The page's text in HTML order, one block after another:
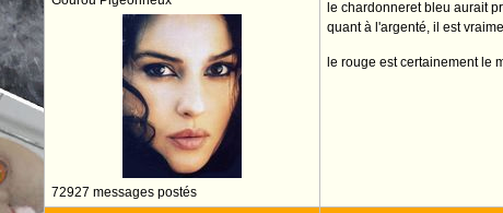
72927 messages postés
le chardonneret bleu aurait
quant à l'argenté, il est
le rouge est certainement le